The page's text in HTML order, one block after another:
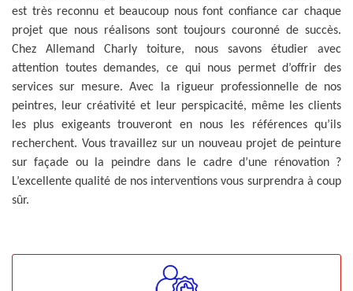
est très reconnu et beaucoup nous font confiance car chaque
projet que nous réalisons sont toujours couronné de succès.
Chez Allemand Charly toiture, nous savons étudier avec
attention toutes demandes, ce qui nous permet d’offrir des
services sur mesure. Avec la rigueur professionnelle de nos
peintres, leur créativité et leur perspicacité, même les clients
les plus exigeants trouveront en nous les références qu’ils
recherchent. Vous travaillez sur un nouveau projet de peinture
sur façade ou la peindre dans le cadre d’une rénovation ?
L’excellente qualité de nos interventions vous surprendra à coup
sûr.